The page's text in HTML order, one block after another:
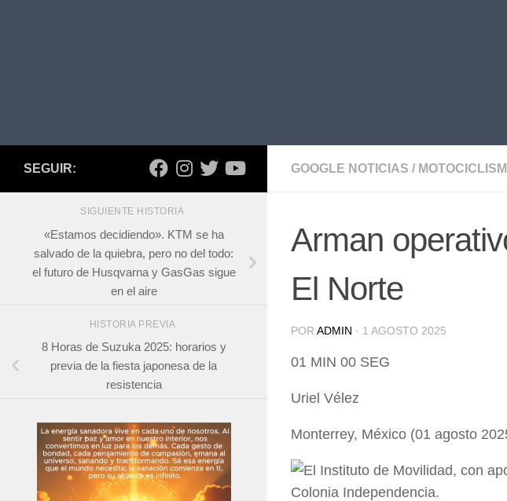
GOOGLE NOTICIAS /
Arman
El Norte
POR ADMIN · 1 AGOSTO 2025
01 MIN 00 SEG
Uriel Vélez
Monterrey, México (01 agosto
SEGUIR:
SIGUIENTE HISTORIA
«Estamos decidiendo». KTM se ha
salvado de la quiebra, pero no del todo:
el futuro de Husqvarna y GasGas sigue
en el aire
HISTORIA PREVIA
8 Horas de Suzuka 2025: horarios y
previa de la fiesta japonesa de la
resistencia